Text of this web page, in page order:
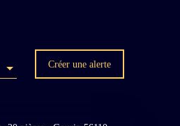
Créer une alerte